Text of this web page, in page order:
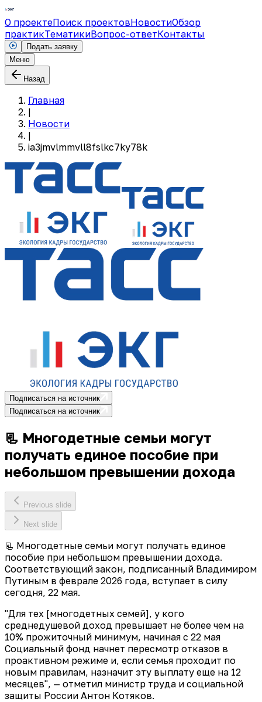
О проектеПоиск проектовНовостиОбзор
практикТематикиВопрос-ответКонтакты
Подать заявку
Меню
Назад
Главная
|
Новости
|
ia3jmvlmmvll8fslkc7ky78k
Подписаться на источник
Подписаться на источник
📃 Многодетные семьи могут
получать единое пособие при
небольшом превышении дохода
Previous slide
Next slide
📃 Многодетные семьи могут получать единое
пособие при небольшом превышении дохода.
Соответствующий закон, подписанный Владимиром
Путиным в феврале 2026 года, вступает в силу
сегодня, 22 мая.
"Для тех [многодетных семей], у кого
среднедушевой доход превышает не более чем на
10% прожиточный минимум, начиная с 22 мая
Социальный фонд начнет пересмотр отказов в
проактивном режиме и, если семья проходит по
новым правилам, назначит эту выплату еще на 12
месяцев", — отметил министр труда и социальной
защиты России Антон Котяков.